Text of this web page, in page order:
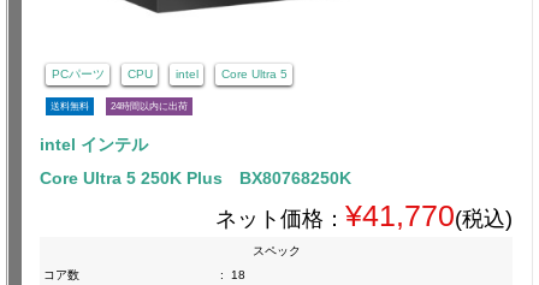
PCパーツ CPU intel Core Ultra 5
送料無料 24時間以内に出荷
intel インテル
Core Ultra 5 250K Plus BX80768250K
ネット価格： ¥41,770(税込)
スペック
コア数
:
18